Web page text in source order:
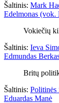
Šaltinis: Mark
Edelmonas (vok.
Vokiečių
Šaltinis: Ieva
Edmundas
Britų
Šaltinis: Politinės
Eduardas Manė